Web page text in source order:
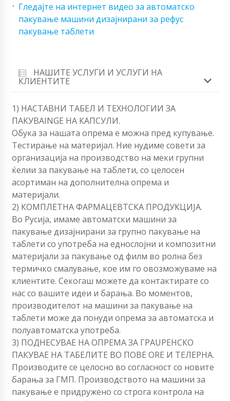
Гледајте на интернет видео за автоматско
пакување машини дизајнирани за рефус
пакување таблети
НАШИТЕ УСЛУГИ И УСЛУГИ НА
КЛИЕНТИТЕ
1) НАСТАВНИ ТАБЕЛ И ТЕХНОЛОГИИ ЗА
ПАКУВАINGЕ НА КАПСУЛИ.
Обука за нашата опрема е можна пред купување.
Тестирање на материјал. Ние нудиме совети за
организација на производство на меки групни
ќелии за пакување на таблети, со целосен
асортиман на дополнителна опрема и
материјали.
2) КОМПЛЕТНА ФАРМАЦЕВТСКА ПРОДУКЦИЈА.
Во Русија, имаме автоматски машини за
пакување дизајнирани за групно пакување на
таблети со употреба на еднослојни и композитни
материјали за пакување од филм во ролна без
термичко смалување, кое им го овозможуваме на
клиентите. Секогаш можете да контактирате со
нас со вашите идеи и барања. Во моментов,
производителот на машини за пакување на
таблети може да понуди опрема за автоматска и
полуавтоматска употреба.
3) ПОДНЕСУВАЕ НА ОПРЕМА ЗА ГРАUPЕНСКО
ПАКУВАЕ НА ТАБЕЛИТЕ ВО ПОВЕ ORЕ И ТЕЛЕРНА.
Производите се целосно во согласност со новите
барања за ГМП. Производството на машини за
пакување е придружено со строга контрола на